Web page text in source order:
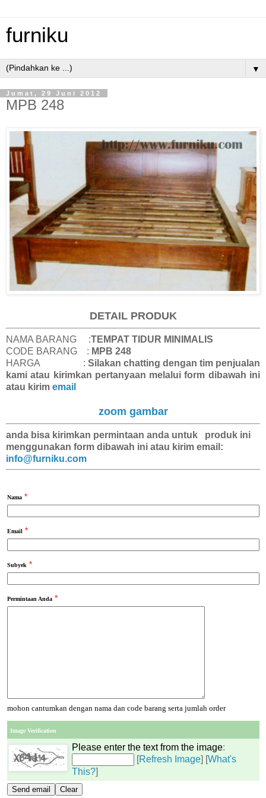
furniku
▼
Jumat, 29 Juni 2012
MPB 248
DETAIL PRODUK
NAMA BARANG :TEMPAT TIDUR MINIMALIS
CODE BARANG : MPB 248
HARGA : Silakan chatting dengan tim penjualan
kami atau kirimkan pertanyaan melalui form dibawah ini
atau kirim email
zoom gambar
anda bisa kirimkan permintaan anda untuk produk ini
menggunakan form dibawah ini atau kirim email:
info@furniku.com
Nama *
Email *
Subyek *
Permintaan Anda *
mohon cantumkan dengan nama dan code barang serta jumlah order
Image Verification
Please enter the text from the image:
[Refresh Image] [What's
This?]